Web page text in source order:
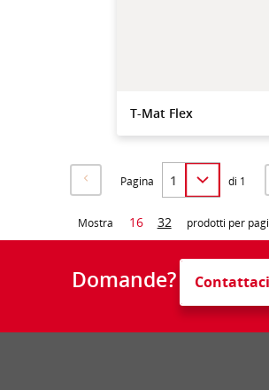
T-Mat Flex
Pagina di 1
Mostra 16 32 prodotti per
Domande? Contattaci